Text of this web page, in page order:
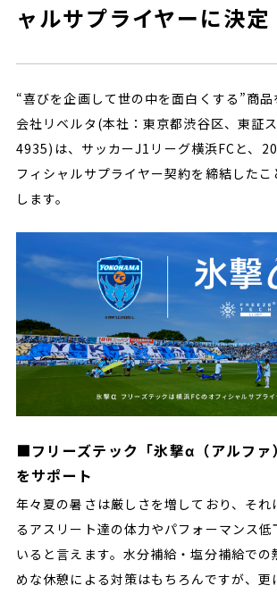
ャルサプライヤーに決定
“喜びを企画して世の中を面白くする”商
会社リベルタ(本社：東京都渋谷区、東証
4935)は、サッカーJ1リーグ横浜FCと、
フィシャルサプライヤー契約を締結した
します。
■フリーズテック「氷撃α（アルファ
をサポート
年々夏の暑さは厳しさを増しており、それ
るアスリート達の体力やパフォーマンス低
いると言えます。水分補給・塩分補給での
めな休憩による対策はもちろんですが、更